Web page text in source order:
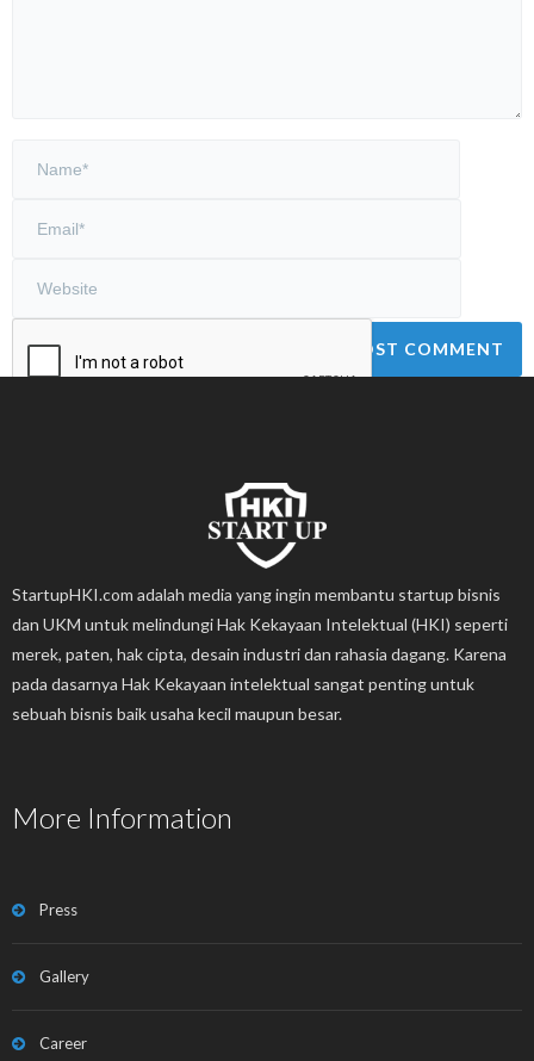
StartupHKI.com adalah media yang ingin membantu startup bisnis
dan UKM untuk melindungi Hak Kekayaan Intelektual (HKI) seperti
merek, paten, hak cipta, desain industri dan rahasia dagang. Karena
pada dasarnya Hak Kekayaan intelektual sangat penting untuk
sebuah bisnis baik usaha kecil maupun besar.
More Information
Press
Gallery
Career